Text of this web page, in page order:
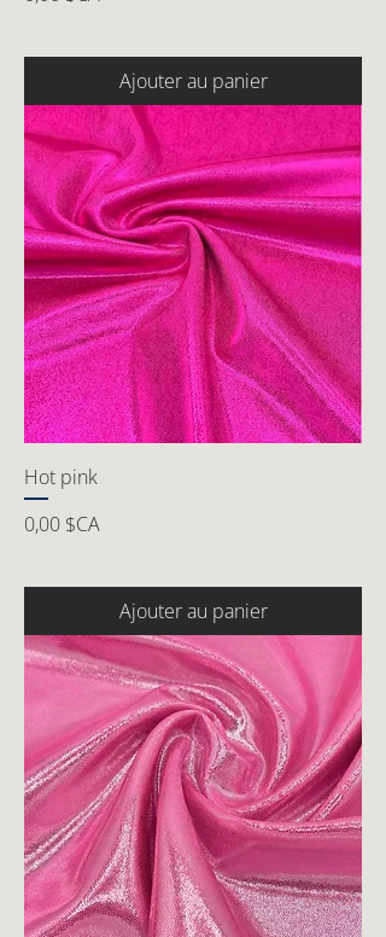
Ajouter au panier
Hot pink
Prix
0,00 $CA
Ajouter au panier